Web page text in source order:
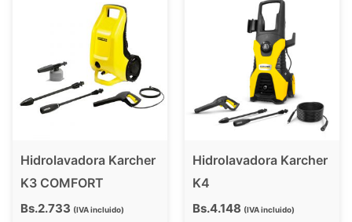
Hidrolavadora Karcher
K3 COMFORT
Bs.2.733 IVA incluido
Hidrolavadora Karcher
K4
Bs.4.148 IVA incluido